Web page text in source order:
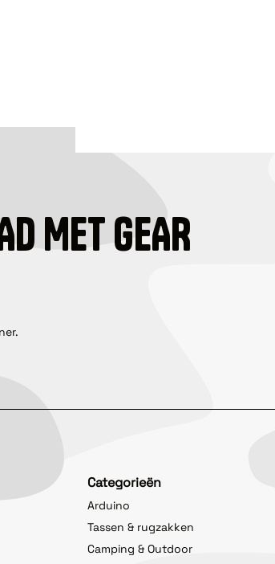
MET GEAR
Categorieën
Arduino
Tassen & rugzakken
Camping & Outdoor